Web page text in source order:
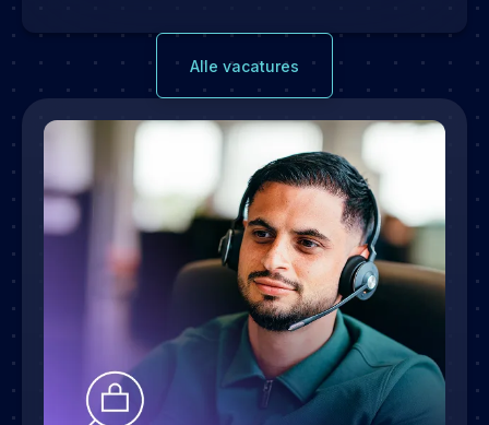
Alle vacatures